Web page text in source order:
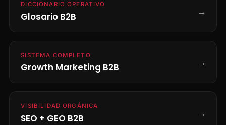
DICCIONARIO OPERATIVO
Glosario B2B →
SISTEMA COMPLETO
Growth Marketing B2B →
VISIBILIDAD ORGÁNICA
SEO + GEO B2B →